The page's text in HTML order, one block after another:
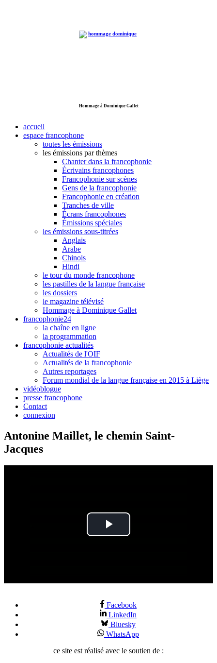
Hommage à Dominique Gallet
accueil
espace francophone
toutes les émissions
les émissions par thèmes
Chanter dans la francophonie
Écrivains francophones
Francophonie sur scènes
Gens de la francophonie
Francophonie en création
Tranches de ville
Écrans francophones
Émissions spéciales
les émissions sous-titrées
Anglais
Arabe
Chinois
Hindi
le tour du monde francophone
les pastilles de la langue française
les dossiers
le magazine télévisé
Hommage à Dominique Gallet
francophonie24
la chaîne en ligne
la programmation
francophonie actualités
Actualités de l'OIF
Actualités de la francophonie
Autres reportages
Forum mondial de la langue française en 2015 à Liège
vidéoblogue
presse francophone
Contact
connexion
Antonine Maillet, le chemin Saint-
Jacques
Play
Facebook
LinkedIn
Bluesky
WhatsApp
ce site est réalisé avec le soutien de :